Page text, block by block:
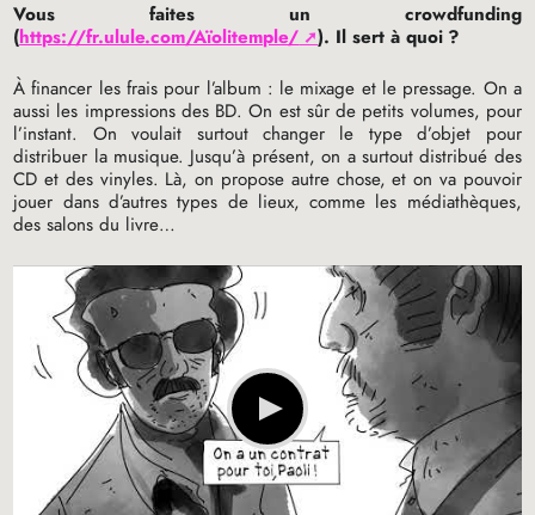
Vous faites un crowdfunding
(https://fr.ulule.com/Aïolitemple/ ). Il sert à quoi ?
À financer les frais pour l’album : le mixage et le pressage. On a
aussi les impressions des BD. On est sûr de petits volumes, pour
l’instant. On voulait surtout changer le type d’objet pour
distribuer la musique. Jusqu’à présent, on a surtout distribué des
CD et des vinyles. Là, on propose autre chose, et on va pouvoir
jouer dans d’autres types de lieux, comme les médiathèques,
des salons du livre…